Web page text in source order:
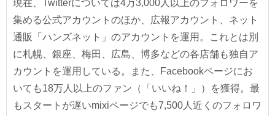
現在、Twitterについては4万3,000人以上のフォロワーを
集める公式アカウントのほか、広報アカウント、ネット
通販「ハンズネット」のアカウントを運用。これとは別
に札幌、銀座、梅田、広島、博多などの各店舗も独自ア
カウントを運用している。また、Facebookページにお
いても18万人以上のファン（「いいね！」）を獲得。最
もスタートが遅いmixiページでも7,500人近くのフォロワ